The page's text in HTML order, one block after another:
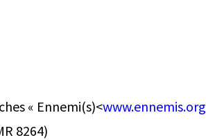
« Ennemi(s)<www.ennemis.org
8264)